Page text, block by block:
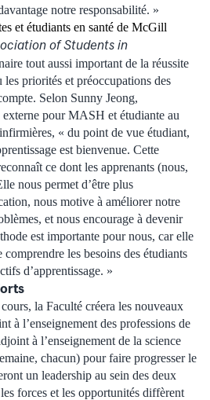
notre responsabilité. »
et étudiants en santé de McGill
of Students in
tout aussi important de la réussite
les priorités et préoccupations des
Selon Sunny Jeong,
pour MASH et étudiante au
« du point de vue étudiant,
est bienvenue. Cette
ce dont les apprenants (nous,
nous permet d’être plus
nous motive à améliorer notre
et nous encourage à devenir
est importante pour nous, car elle
comprendre les besoins des étudiants
d’apprentissage. »
la Faculté créera les nouveaux
à l’enseignement des professions de
à l’enseignement de la science
chacun) pour faire progresser le
un leadership au sein des deux
forces et les opportunités diffèrent